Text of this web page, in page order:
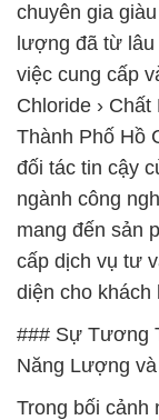
chuyên gia
lượng đã từ
việc cung cấp
Chloride ›
Thành Phố Hồ
đối tác tin cậy
ngành công
mang đến sản
cấp dịch vụ tư
diện cho khách
### Sự Tương
Năng Lượng
Trong bối cảnh